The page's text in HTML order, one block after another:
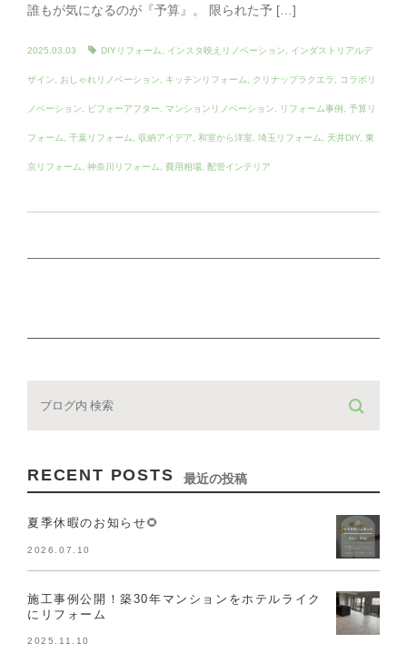
誰もが気になるのが『予算』。 限られた予 […]
2025.03.03 DIYリフォーム インスタ映えリノベーション インダストリアルデ
ザイン おしゃれリノベーション キッチンリフォーム クリナップラクエラ コラボリ
ノベーション ビフォーアフター マンションリノベーション リフォーム事例 予算リ
フォーム 千葉リフォーム 収納アイデア 和室から洋室 埼玉リフォーム 天井DIY 東
京リフォーム 神奈川リフォーム 費用相場 配管インテリア
RECENT POSTS 最近の投稿
夏季休暇のお知らせ🌻
2026.07.10
施工事例公開！築30年マンションをホテルライク
にリフォーム
2025.11.10